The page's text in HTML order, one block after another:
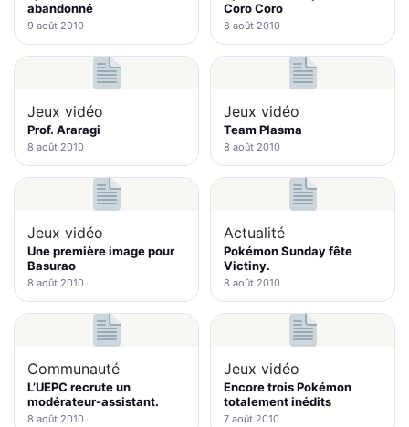
abandonné
9 août 2010
Coro Coro
8 août 2010
Jeux vidéo
Prof. Araragi
8 août 2010
Jeux vidéo
Team Plasma
8 août 2010
Jeux vidéo
Une première image pour
Basurao
8 août 2010
Actualité
Pokémon Sunday fête
Victiny.
8 août 2010
Communauté
L’UEPC recrute un
modérateur-assistant.
8 août 2010
Jeux vidéo
Encore trois Pokémon
totalement inédits
7 août 2010